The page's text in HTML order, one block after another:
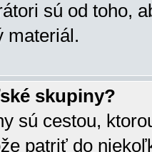
sú od toho,
materiál.
skupiny?
sú cestou,
patriť do